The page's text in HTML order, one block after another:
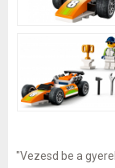
"Vezesd be a